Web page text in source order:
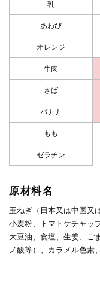
乳
あわび
オレンジ
牛肉
さば
バナナ
もも
ゼラチン
原材料名
玉ねぎ（日本又は中国又
小麦粉、トマトケチャッ
大豆油、食塩、生姜、ご
ノ酸等）、カラメル色素